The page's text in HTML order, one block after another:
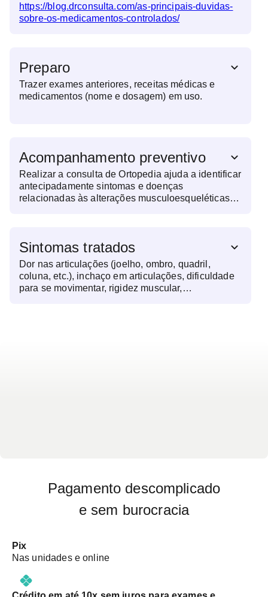
https://blog.drconsulta.com/as-principais-duvidas-
sobre-os-medicamentos-controlados/
Preparo
Trazer exames anteriores, receitas médicas e
medicamentos (nome e dosagem) em uso.
Acompanhamento preventivo
Realizar a consulta de Ortopedia ajuda a identificar
antecipadamente sintomas e doenças
relacionadas às alterações musculoesqueléticas
Sintomas tratados
Dor nas articulações (joelho, ombro, quadril,
coluna, etc.), inchaço em articulações, dificuldade
para se movimentar, rigidez muscular,
Pagamento descomplicado
e sem burocracia
Pix
Nas unidades e online